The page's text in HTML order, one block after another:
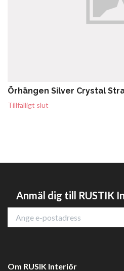
Örhängen Silver Crystal
Tillfälligt slut
Anmäl dig till RUSTIK
Om RUSIK Interiör